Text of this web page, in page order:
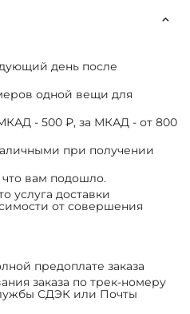
день после
одной вещи для
- 500 ₽, за МКАД - от 800
при получении
что вам подошло.
услуга доставки
от совершения
предоплате заказа
заказа по трек-номеру
СДЭК или Почты